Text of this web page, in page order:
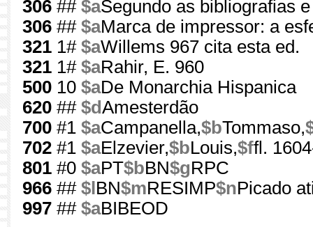
306 ## $aSegundo as bibliografias
306 ## $aMarca de impressor: a
321 1# $aWillems 967 cita esta ed.
321 1# $aRahir, E. 960
500 10 $aDe Monarchia Hispanica
620 ## $dAmesterdão
700 #1 $aCampanella,$bTommaso,
702 #1 $aElzevier,$bLouis,$ffl.
801 #0 $aPT$bBN$gRPC
966 ## $l BN$mRESIMP$nPicado
997 ## $aBIBEOD